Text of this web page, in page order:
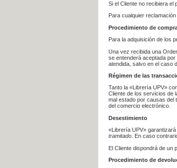
Si el Cliente no recibiera el
Para cualquier
Procedimiento de
Para la adquisición de los
Una vez recibida una
se entenderá aceptada
atendida, salvo en el caso
Régimen de las
Tanto la «Librería UPV»
Cliente de los servicios de
mal estado por causas del
del comercio electrónico.
Desestimiento
«Librería UPV»
tramitado . En caso
El Cliente dispondrá de un
Procedimiento de